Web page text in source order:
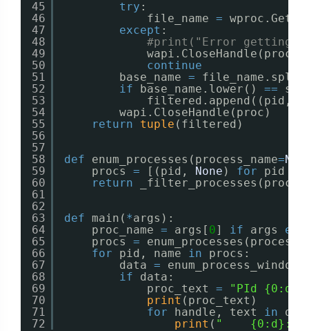
45
46
47
48
49
50
51
52
53
54
55
56
57
58
59
60
61
62
63
64
65
66
67
68
69
70
71
72
try :
file_name =
except :
#print("Error getting
wapi.CloseHandle(proc)
continue
base_name =
if
base_name.lower() ==
filtered.append((pid,
wapi.CloseHandle(proc)
return
tuple (filtered)
def enum_processes(process_name=
procs = [(pid, None ) for pid
return
_filter_processes(procs,
def main( *args):
proc_name = args[ 0] if args
procs =
for
pid, name in
procs:
data =
if
data:
proc_text =
"PId
print (proc_text)
for
handle, text in
print ( "    {0:d}: